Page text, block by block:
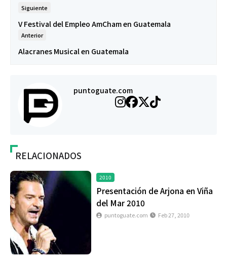
Siguiente
V Festival del Empleo AmCham en Guatemala
Anterior
Alacranes Musical en Guatemala
puntoguate.com
RELACIONADOS
2010
Presentación de Arjona en Viña
del Mar 2010
puntoguate.com Feb 27, 2010